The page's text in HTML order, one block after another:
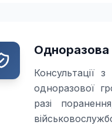
Консультації
одноразової
разі